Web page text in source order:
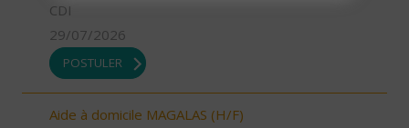
CDI
29/07/2026
POSTULER
Aide à domicile MAGALAS (H/F)